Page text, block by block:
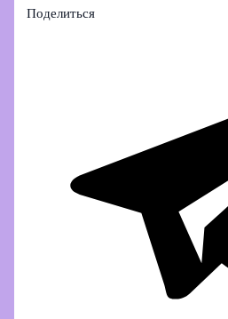
Поделиться